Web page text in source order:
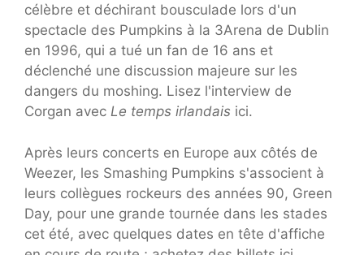
célèbre et déchirant bousculade lors d'un
spectacle des Pumpkins à la 3Arena de Dublin
en 1996, qui a tué un fan de 16 ans et
déclenché une discussion majeure sur les
dangers du moshing. Lisez l'interview de
Corgan avec Le temps irlandais ici.
Après leurs concerts en Europe aux côtés de
Weezer, les Smashing Pumpkins s'associent à
leurs collègues rockeurs des années 90, Green
Day, pour une grande tournée dans les stades
cet été, avec quelques dates en tête d'affiche